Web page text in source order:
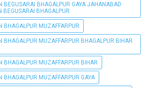
BEGUSARAI BHAGALPUR GAYA JAHANABAD
BEGUSARAI BHAGALPUR
BHAGALPUR MUZAFFARPUR
BHAGALPUR MUZAFFARPUR BHAGALPUR BIHAR
BHAGALPUR MUZAFFARPUR BIHAR
BHAGALPUR MUZAFFARPUR GAYA